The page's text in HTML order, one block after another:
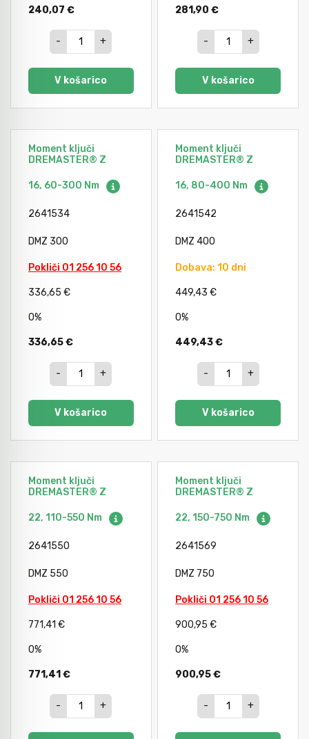
240,07 €
- +
V košarico
281,90 €
- +
V košarico
Moment ključi
DREMASTER® Z
16, 60-300 Nm
2641534
DMZ 300
Pokliči 01 256 10 56
336,65 €
0%
336,65 €
- +
V košarico
Moment ključi
DREMASTER® Z
16, 80-400 Nm
2641542
DMZ 400
Dobava: 10 dni
449,43 €
0%
449,43 €
- +
V košarico
Moment ključi
DREMASTER® Z
22, 110-550 Nm
2641550
DMZ 550
Pokliči 01 256 10 56
771,41 €
0%
771,41 €
- +
Moment ključi
DREMASTER® Z
22, 150-750 Nm
2641569
DMZ 750
Pokliči 01 256 10 56
900,95 €
0%
900,95 €
- +